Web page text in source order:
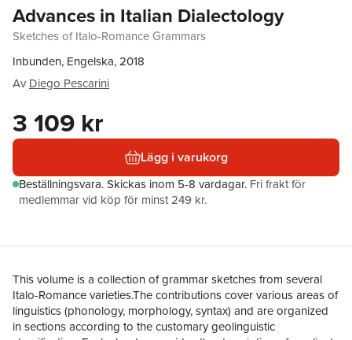
Advances in Italian Dialectology
Sketches of Italo-Romance Grammars
Inbunden, Engelska, 2018
Av Diego Pescarini
3 109 kr
Lägg i varukorg
Beställningsvara.Skickas inom 5-8 vardagar. Fri frakt för
medlemmar vid köp för minst 249 kr.
This volume is a collection of grammar sketches from several
Italo-Romance varieties.The contributions cover various areas of
linguistics (phonology, morphology, syntax) and are organized
in sections according to the customary geolinguistic